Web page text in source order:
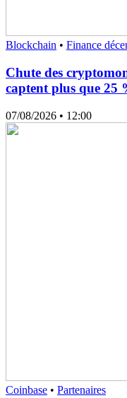
Blockchain • Finance
Chute des
captent plus que 25
07/08/2026 • 12:00
Coinbase • Partenaires